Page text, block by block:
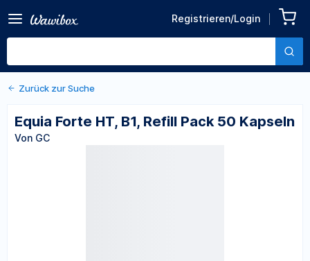
Registrieren/Login
Pack 50 Kapseln
Von GC
Zurück zu den Produktdetails
Zurück zur Suche
Equia Forte HT, B1, Refill Pack 50 Kapseln
Von GC